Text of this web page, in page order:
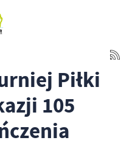
Piłki
105